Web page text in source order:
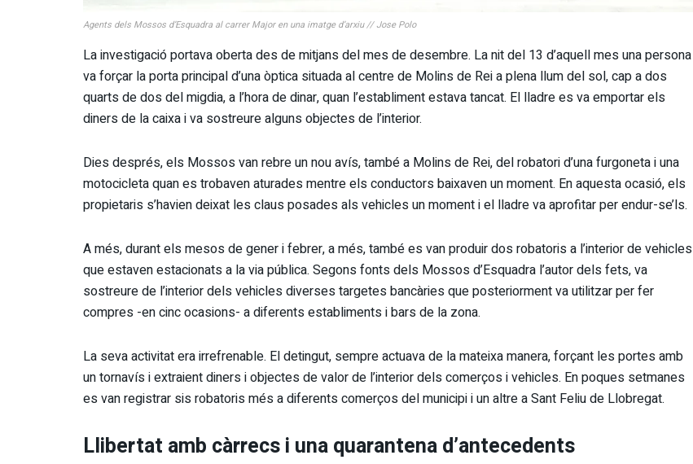
Agents dels Mossos d’Esquadra al carrer Major en una imatge d’arxiu // Jose Polo
La investigació portava oberta des de mitjans del mes de desembre. La nit del 13 d’aquell mes una persona
va forçar la porta principal d’una òptica situada al centre de Molins de Rei a plena llum del sol, cap a dos
quarts de dos del migdia, a l’hora de dinar, quan l’establiment estava tancat. El lladre es va emportar els
diners de la caixa i va sostreure alguns objectes de l’interior.
Dies després, els Mossos van rebre un nou avís, també a Molins de Rei, del robatori d’una furgoneta i una
motocicleta quan es trobaven aturades mentre els conductors baixaven un moment. En aquesta ocasió, els
propietaris s’havien deixat les claus posades als vehicles un moment i el lladre va aprofitar per endur-se’ls.
A més, durant els mesos de gener i febrer, a més, també es van produir dos robatoris a l’interior de vehicles
que estaven estacionats a la via pública. Segons fonts dels Mossos d’Esquadra l’autor dels fets, va
sostreure de l’interior dels vehicles diverses targetes bancàries que posteriorment va utilitzar per fer
compres -en cinc ocasions- a diferents establiments i bars de la zona.
La seva activitat era irrefrenable. El detingut, sempre actuava de la mateixa manera, forçant les portes amb
un tornavís i extraient diners i objectes de valor de l’interior dels comerços i vehicles. En poques setmanes
es van registrar sis robatoris més a diferents comerços del municipi i un altre a Sant Feliu de Llobregat.
Llibertat amb càrrecs i una quarantena d’antecedents